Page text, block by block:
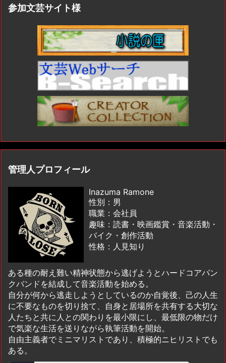
参加文芸サイト様
管理人プロフィール
Inazuma Ramone
性別：男
職業：会社員
趣味：読書・映画鑑賞・音楽活動・
バイク・創作活動
性格：人見知り
ある種の耐え難い精神状態から逃げようとハードコアパン
クバンドを結成して音楽活動を始める。
自分が何から逃走しようとしているのか自覚後、己の人生
に不要なものを切り捨て、自身と居場所を共有する大切な
人たちと共に人との関わりを最小限にし、最低限の物だけ
で気楽な生活を送りながら執筆活動を開始。
自由主義者でミニマリストであり、積極的ニヒリストでも
ある。